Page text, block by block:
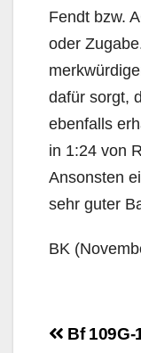
Fendt bzw.
oder
dafür sorgt,
ebenfalls
in 1:24 von
Ansonsten
sehr guter
BK
Bf 109G-